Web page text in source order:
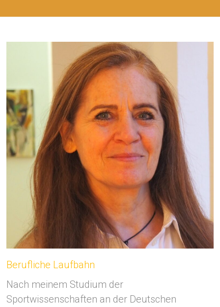
Berufliche Laufbahn
Nach meinem Studium der
Sportwissenschaften an der Deutschen